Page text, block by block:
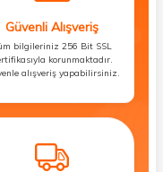
Güvenli Alışveriş
bilgileriniz 256 Bit SSL
korunmaktadır.
alışveriş yapabilirsiniz.